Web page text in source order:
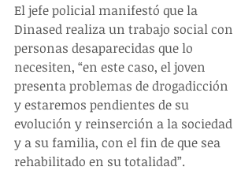
El jefe policial manifestó que la
Dinased realiza un trabajo social con
personas desaparecidas que lo
necesiten, “en este caso, el joven
presenta problemas de drogadicción
y estaremos pendientes de su
evolución y reinserción a la sociedad
y a su familia, con el fin de que sea
rehabilitado en su totalidad”.